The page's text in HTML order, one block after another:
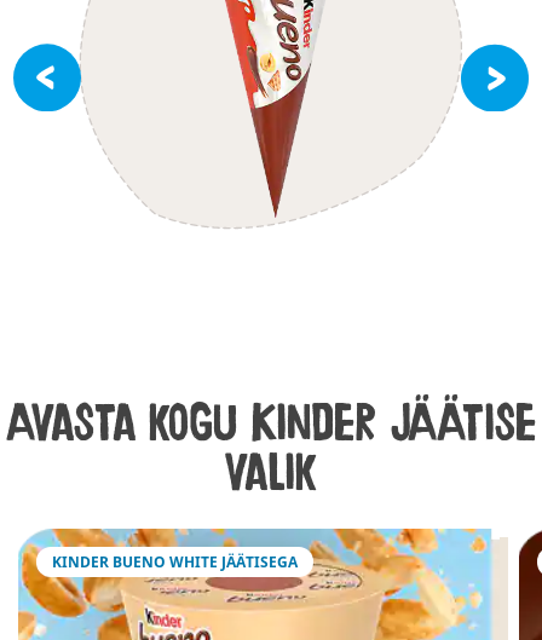
Avasta kogu Kinder jäätise
valik
KINDER BUENO WHITE JÄÄTISEGA